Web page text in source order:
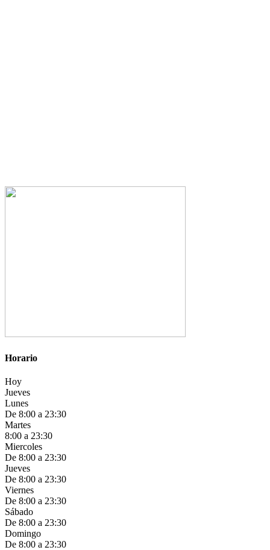
Horario
Hoy
Jueves
Lunes
De 8:00 a 23:30
Martes
8:00 a 23:30
Miercoles
De 8:00 a 23:30
Jueves
De 8:00 a 23:30
Viernes
De 8:00 a 23:30
Sábado
De 8:00 a 23:30
Domingo
De 8:00 a 23:30